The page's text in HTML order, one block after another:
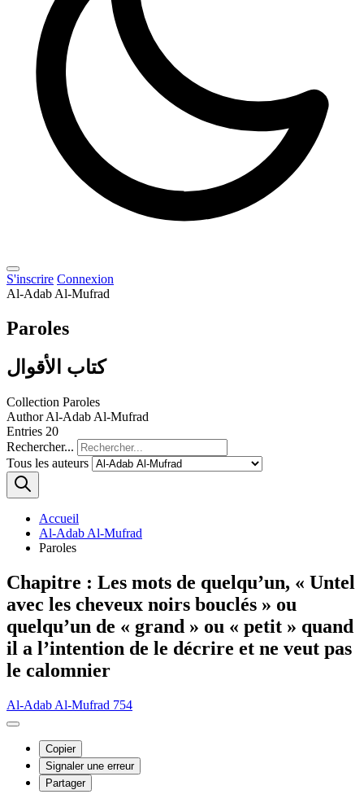
S'inscrire Connexion
Al-Adab Al-Mufrad
Paroles
كتاب الأقوال
Collection Paroles
Author Al-Adab Al-Mufrad
Entries 20
Rechercher...
Tous les auteurs
Accueil
Al-Adab Al-Mufrad
Paroles
Chapitre : Les mots de quelqu’un, « Untel
avec les cheveux noirs bouclés » ou
quelqu’un de « grand » ou « petit » quand
il a l’intention de le décrire et ne veut pas
le calomnier
Al-Adab Al-Mufrad 754
Copier
Signaler une erreur
Partager